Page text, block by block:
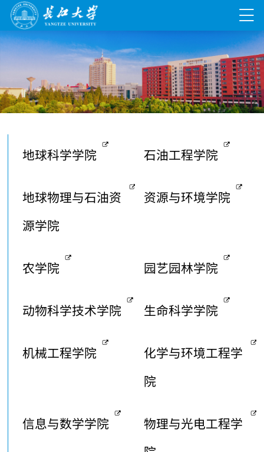
地球科学学院 石油工程学院
地球物理与石油资
源学院
资源与环境学院
农学院 园艺园林学院
动物科学技术学院 生命科学学院
机械工程学院 化学与环境工程学
院
信息与数学学院 物理与光电工程学